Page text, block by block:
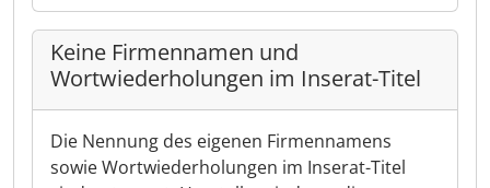
Keine Firmennamen und
Wortwiederholungen im Inserat-Titel
Die Nennung des eigenen Firmennamens
sowie Wortwiederholungen im Inserat-Titel